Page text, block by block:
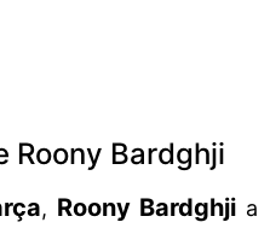
Roony Bardghji
, Roony Bardghji a